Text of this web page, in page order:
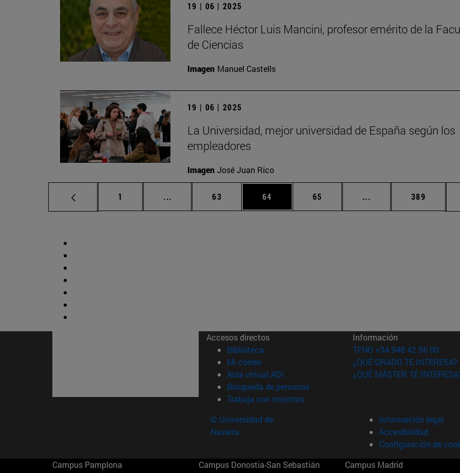
19 | 06 | 2025
Fallece Héctor Luis Mancini, profesor emérito de la
de Ciencias
Imagen Manuel Castells
19 | 06 | 2025
La Universidad, mejor universidad de España según los
empleadores
Imagen José Juan Rico
Página
1 ... Páginas intermedias Use TAB para desplazarse.
Página
63 Página
64 Página
65 ... Páginas intermedias
Página
389
Accesos directos
Biblioteca (abre en nueva ventana)
Mi correo(abre en nueva ventana)
Aula virtual ADI (abre en nueva ventana)
Búsqueda de personas(abre en nueva ventana)
Trabaja con nosotros(abre en nueva ventana)
Información
TFNO +34 948 42 56 00
¿QUÉ GRADO TE INTERESA?
¿QUÉ MÁSTER TE
© Universidad de
Navarra
Información legal
Accesibilidad
Configuración de
Campus Pamplona
Campus Donostia-San Sebastián
Campus Madrid